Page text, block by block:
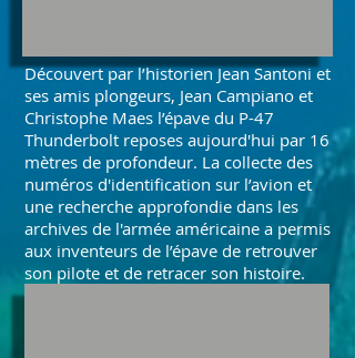
Découvert par l’historien Jean Santoni et
ses amis plongeurs, Jean Campiano et
Christophe Maes l’épave du P-47
Thunderbolt reposes aujourd'hui par 16
mètres de profondeur. La collecte des
numéros d'identification sur l’avion et
une recherche approfondie dans les
archives de l'armée américaine a permis
aux inventeurs de l’épave de retrouver
son pilote et de retracer son histoire.